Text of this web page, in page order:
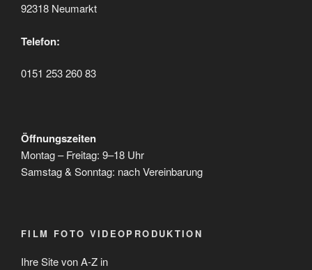
92318 Neumarkt
Telefon:
0151 253 260 83
Öffnungszeiten
Montag – Freitag: 9–18 Uhr
Samstag & Sonntag: nach Vereinbarung
FILM FOTO VIDEOPRODUKTION
Ihre Site von A-Z in